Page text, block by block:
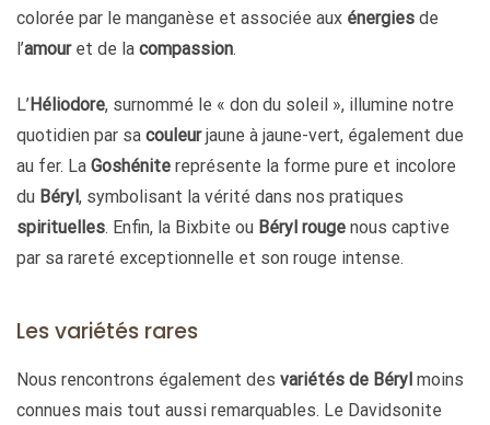
colorée par le manganèse et associée aux énergies de
l’amouret de la compassion.
L’Héliodore, surnommé le « don du soleil », illumine notre
quotidien par sa couleurjaune à jaune-vert, également due
au fer. La Goshénite représente la forme pure et incolore
du Béryl, symbolisant la vérité dans nos pratiques
spirituelles. Enfin, la Bixbite ou Béryl rouge nous captive
par sa rareté exceptionnelle et son rouge intense.
Les variétés rares
Nous rencontrons également des variétés de Béryl moins
connues mais tout aussi remarquables. Le Davidsonite